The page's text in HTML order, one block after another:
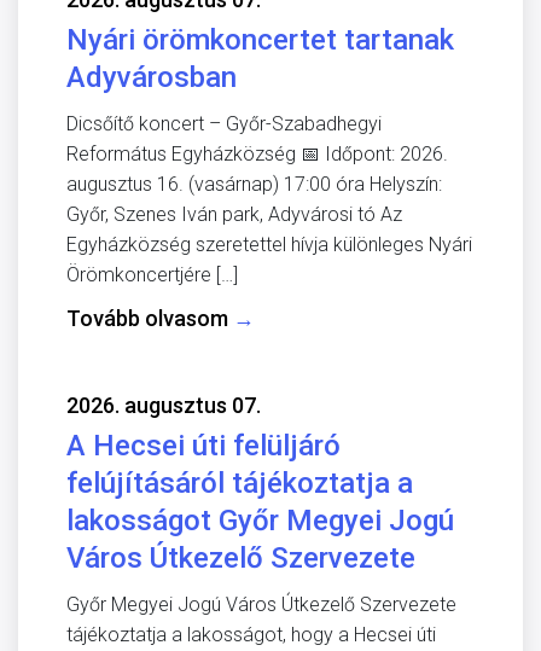
Nyári örömkoncertet tartanak
Adyvárosban
Dicsőítő koncert – Győr-Szabadhegyi
Református Egyházközség 📅 Időpont: 2026.
augusztus 16. (vasárnap) 17:00 óra Helyszín:
Győr, Szenes Iván park, Adyvárosi tó Az
Egyházközség szeretettel hívja különleges Nyári
Örömkoncertjére […]
Tovább olvasom →
2026. augusztus 07.
A Hecsei úti felüljáró
felújításáról tájékoztatja a
lakosságot Győr Megyei Jogú
Város Útkezelő Szervezete
Győr Megyei Jogú Város Útkezelő Szervezete
tájékoztatja a lakosságot, hogy a Hecsei úti